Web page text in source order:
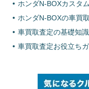
ホンダN-BOXカスタ
ホンダN-BOXの車買
車買取査定の基礎知識
車買取査定お役立ち